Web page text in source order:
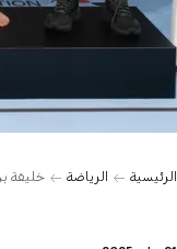
الرئيسية الرياضة خليفة